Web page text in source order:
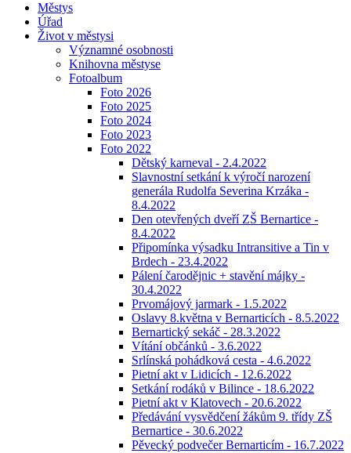
Městys
Úřad
Život v městysi
Významné osobnosti
Knihovna městyse
Fotoalbum
Foto 2026
Foto 2025
Foto 2024
Foto 2023
Foto 2022
Dětský karneval - 2.4.2022
Slavnostní setkání k výročí narození
generála Rudolfa Severina Krzáka -
8.4.2022
Den otevřených dveří ZŠ Bernartice -
8.4.2022
Připomínka výsadku Intransitive a Tin v
Brdech - 23.4.2022
Pálení čarodějnic + stavění májky -
30.4.2022
Prvomájový jarmark - 1.5.2022
Oslavy 8.května v Bernarticích - 8.5.2022
Bernartický sekáč - 28.3.2022
Vítání občánků - 3.6.2022
Srlínská pohádková cesta - 4.6.2022
Pietní akt v Lidicích - 12.6.2022
Setkání rodáků v Bilince - 18.6.2022
Pietní akt v Klatovech - 20.6.2022
Předávání vysvědčení žákům 9. třídy ZŠ
Bernartice - 30.6.2022
Pěvecký podvečer Bernarticím - 16.7.2022